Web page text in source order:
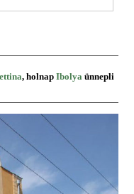
, holnap Ibolya ünnepli